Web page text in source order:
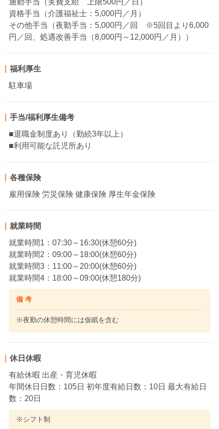
通勤手当（実費支給 上限500円／日）
資格手当（介護福祉士：5,000円／月）
その他手当（夜勤手当：5,000円／回 ※5回目より6,000
円／回、処遇改善手当（8,000円～12,000円／月））
福利厚生
駐車場
手当/福利厚生備考
■退職金制度あり（勤続3年以上）
■利用可能な託児所あり
各種保険
雇用保険 労災保険 健康保険 厚生年金保険
就業時間
就業時間1：07:30～16:30(休憩60分)
就業時間2：09:00～18:00(休憩60分)
就業時間3：11:00～20:00(休憩60分)
就業時間4：18:00～09:00(休憩180分)
備 考
※夜勤の休憩時間には仮眠を含む
休日休暇
有給休暇 出産・育児休暇
年間休日日数：105日 初年度有給日数：10日 最大有給日
数：20日
※シフト制